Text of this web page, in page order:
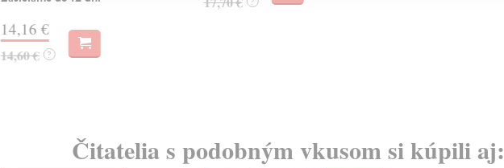
14,16 €
14,60 € ?
Čitatelia s podobným vkusom si kúpili aj: